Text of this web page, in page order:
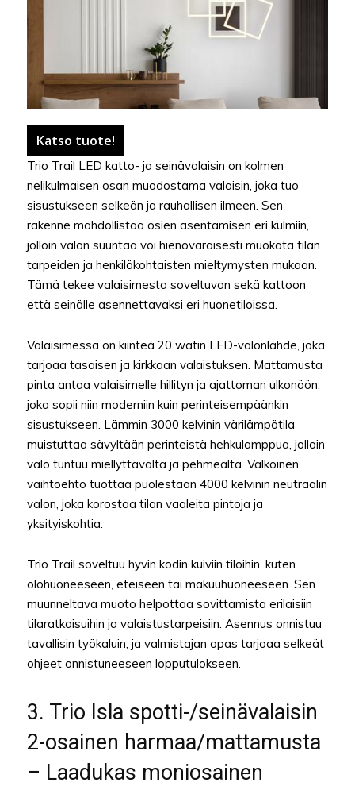
Katso tuote!
Trio Trail LED katto- ja seinävalaisin on kolmen
nelikulmaisen osan muodostama valaisin, joka tuo
sisustukseen selkeän ja rauhallisen ilmeen. Sen
rakenne mahdollistaa osien asentamisen eri kulmiin,
jolloin valon suuntaa voi hienovaraisesti muokata tilan
tarpeiden ja henkilökohtaisten mieltymysten mukaan.
Tämä tekee valaisimesta soveltuvan sekä kattoon
että seinälle asennettavaksi eri huonetiloissa.
Valaisimessa on kiinteä 20 watin LED-valonlähde, joka
tarjoaa tasaisen ja kirkkaan valaistuksen. Mattamusta
pinta antaa valaisimelle hillityn ja ajattoman ulkonäön,
joka sopii niin moderniin kuin perinteisempäänkin
sisustukseen. Lämmin 3000 kelvinin värilämpötila
muistuttaa sävyltään perinteistä hehkulamppua, jolloin
valo tuntuu miellyttävältä ja pehmeältä. Valkoinen
vaihtoehto tuottaa puolestaan 4000 kelvinin neutraalin
valon, joka korostaa tilan vaaleita pintoja ja
yksityiskohtia.
Trio Trail soveltuu hyvin kodin kuiviin tiloihin, kuten
olohuoneeseen, eteiseen tai makuuhuoneeseen. Sen
muunneltava muoto helpottaa sovittamista erilaisiin
tilaratkaisuihin ja valaistustarpeisiin. Asennus onnistuu
tavallisin työkaluin, ja valmistajan opas tarjoaa selkeät
ohjeet onnistuneeseen lopputulokseen.
3. Trio Isla spotti-/seinävalaisin
2-osainen harmaa/mattamusta
– Laadukas moniosainen